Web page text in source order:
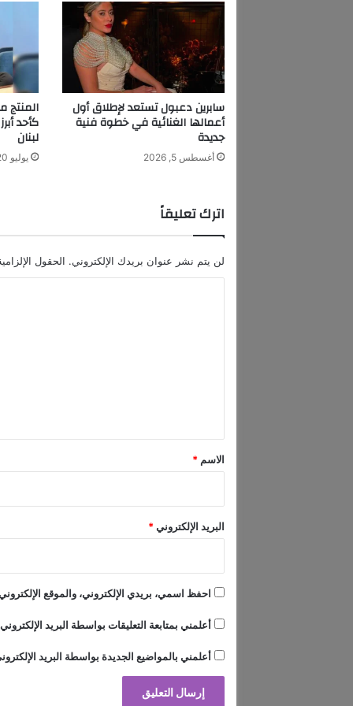
ج
ذ
و
ا
ل
ت
خ
ي
و
و
ة
ر
سابرين دعبول تستعد لإطلاق أول
أعمالها الغنائية في خطوة فنية
جديدة
أغسطس 5, 2026
كأحد
لبنان
يوليو 20, 2026
اترك تعليقاً
لن يتم نشر عنوان بريدك الإلكتروني. الحقول
*
الاسم *
البريد الإلكتروني*
احفظ اسمي، بريدي الإلكتروني، والموقع
أعلمني بمتابعة التعليقات بواسطة البريد
أعلمني بالمواضيع الجديدة بواسطة البريد